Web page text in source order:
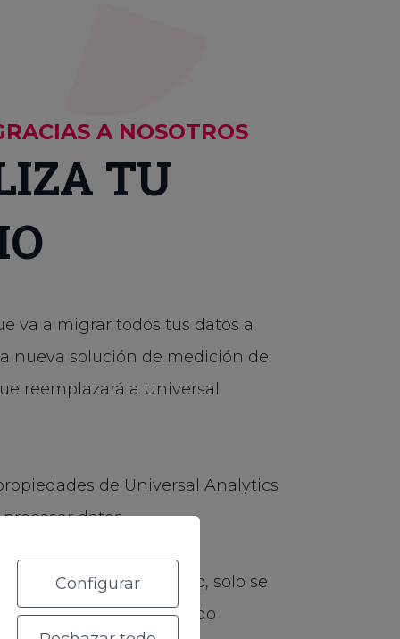
Configurar
A NOSOTROS
TU
va a migrar todos tus datos a
nueva solución de medición de
reemplazará a Universal
de Universal Analytics
datos.
Después del 1 de julio, solo se
que se hayan podido